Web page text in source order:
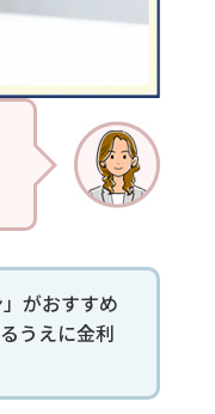
がおすすめ
うえに金利